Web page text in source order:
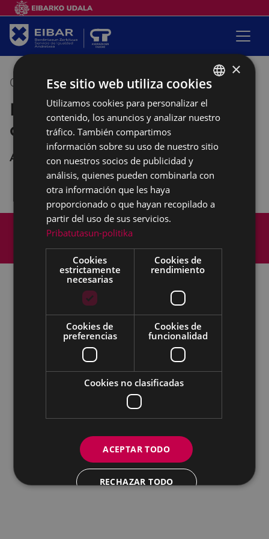
07/10/2021 10:00 -12:00
Empalabramiento: clases de
castellano
Andretxea
Mapa del Sitio
Aviso legal
Política de cookies
Accesibilidad
Todas las redes sociales del Ayuntamiento
Eibarko Andretxea - Isasi kalea, 11 | 20600 Eibar
Andretxea: 943 54 39 38
Igualdad: 943 70 84 40
andretxea@eibar.eus
berdintasuna@eibar.eus
IFZ: P2003100A | DIR3 L01200300
BASQUE
SPANISH
×
Ese sitio web utiliza cookies
Utilizamos cookies para personalizar el
contenido, los anuncios y analizar nuestro
tráfico. También compartimos
información sobre su uso de nuestro sitio
con nuestros socios de publicidad y
análisis, quienes pueden combinarla con
otra información que les haya
proporcionado o que hayan recopilado a
partir del uso de sus servicios.
Pribatutasun-politika
Cookies
estrictamente
necesarias
Cookies de
rendimiento
Cookies de
preferencias
Cookies de
funcionalidad
Cookies no clasificadas
ACEPTAR TODO
RECHAZAR TODO